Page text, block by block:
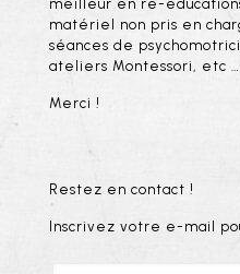
meilleur en ré-
matériel non pris en
séances de
ateliers Montessori, etc …
Merci !
Restez en contact !
Inscrivez votre e-mail